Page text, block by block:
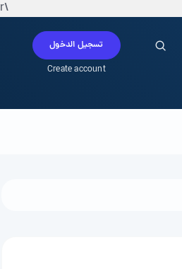
\r
تسجيل الدخول
Create account